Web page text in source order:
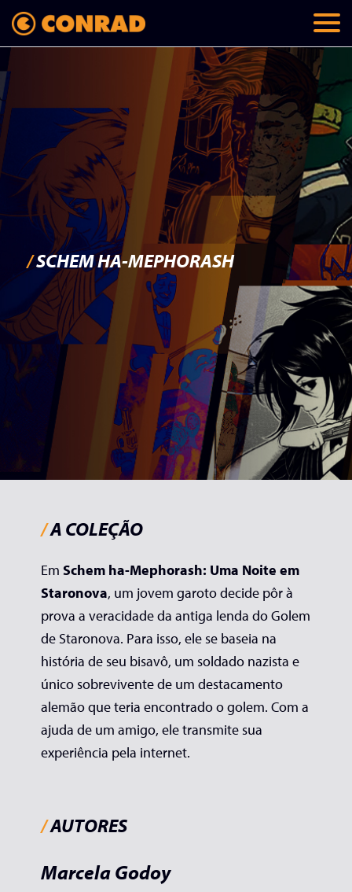
/SCHEM HA-MEPHORASH
/A COLEÇÃO
Em Schem ha-Mephorash: Uma Noite em
Staronova, um jovem garoto decide pôr à
prova a veracidade da antiga lenda do Golem
de Staronova. Para isso, ele se baseia na
história de seu bisavô, um soldado nazista e
único sobrevivente de um destacamento
alemão que teria encontrado o golem. Com a
ajuda de um amigo, ele transmite sua
experiência pela internet.
/AUTORES
Marcela Godoy